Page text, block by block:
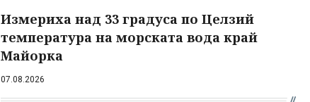
Измериха над 33 градуса по Целзий
температура на морската вода край
Майорка
07.08.2026